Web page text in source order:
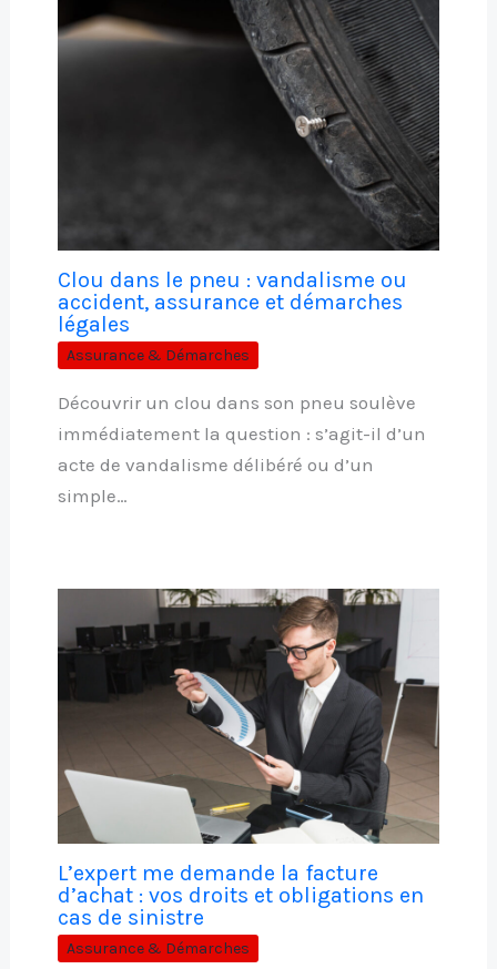
Clou dans le pneu : vandalisme ou
accident, assurance et démarches
légales
Assurance & Démarches
Découvrir un clou dans son pneu soulève
immédiatement la question : s’agit-il d’un
acte de vandalisme délibéré ou d’un
simple…
L’expert me demande la facture
d’achat : vos droits et obligations en
cas de sinistre
Assurance & Démarches